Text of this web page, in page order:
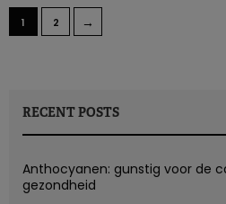
1 2 →
RECENT POSTS
Anthocyanen: gunstig voor de
gezondheid